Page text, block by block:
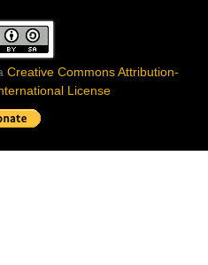
Creative Commons Attribution-
License